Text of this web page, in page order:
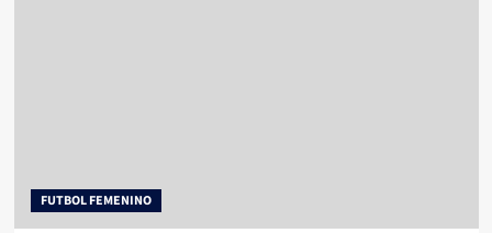
FUTBOL FEMENINO